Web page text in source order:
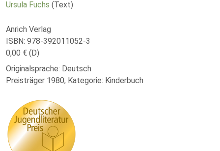
Ursula Fuchs (Text)
Anrich Verlag
ISBN: 978-392011052-3
0,00 € (D)
Originalsprache: Deutsch
Preisträger 1980, Kategorie: Kinderbuch